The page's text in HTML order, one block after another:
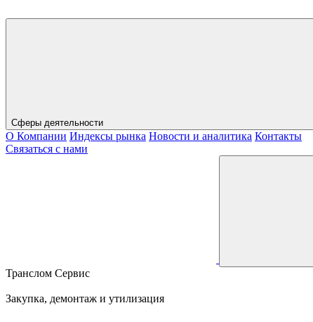
Сферы деятельности
О Компании Индексы рынка Новости и аналитика Контакты
Связаться с нами
Транслом Сервис
Закупка, демонтаж и утилизация